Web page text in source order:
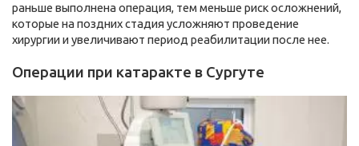
раньше выполнена операция, тем меньше риск осложнений,
которые на поздних стадия усложняют проведение
хирургии и увеличивают период реабилитации после нее.
Операции при катаракте в Сургуте